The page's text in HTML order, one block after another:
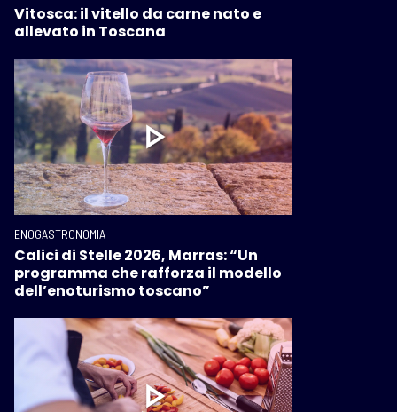
Vitosca: il vitello da carne nato e
allevato in Toscana
ENOGASTRONOMIA
Calici di Stelle 2026, Marras: “Un
programma che rafforza il modello
dell’enoturismo toscano”